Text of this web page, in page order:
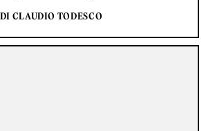
DI CLAUDIO TODESCO